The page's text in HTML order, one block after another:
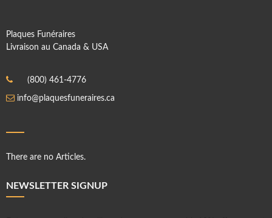
Plaques Funéraires
Livraison au Canada & USA
(800) 461-4776
info@plaquesfuneraires.ca
There are no Articles.
NEWSLETTER SIGNUP